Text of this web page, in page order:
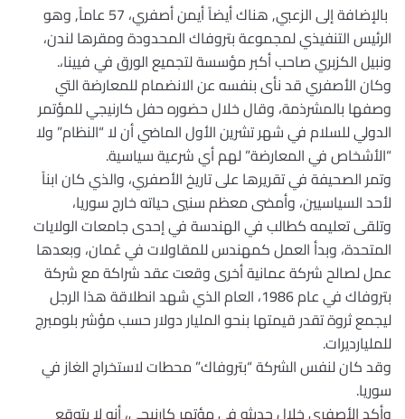
بالإضافة إلى الزعبي, هناك أيضاً أيمن أصفري، 57 عاماً, وهو
الرئيس التنفيذي لمجموعة بتروفاك المحدودة ومقرها لندن،
ونبيل الكزبري صاحب أكبر مؤسسة لتجميع الورق في فيينا،.
وكان الأصفري قد نأى بنفسه عن الانضمام للمعارضة التي
وصفها بالمشرذمة، وقال خلال حضوره حفل كارنيجي للمؤتمر
الدولي للسلام في شهر تشرين الأول الماضي أن لا “النظام” ولا
“الأشخاص في المعارضة” لهم أي شرعية سياسية.
وتمر الصحيفة في تقريرها على تاريخ الأصفري، والذي كان ابناً
لأحد السياسيين، وأمضى معظم سنيي حياته خارج سوريا،
وتلقى تعليمه كطالب في الهندسة في إحدى جامعات الولايات
المتحدة، وبدأ العمل كمهندس للمقاولات في عُمان، وبعدها
عمل لصالح شركة عمانية أخرى وقعت عقد شراكة مع شركة
بتروفاك في عام 1986، العام الذي شهد انطلاقة هذا الرجل
ليجمع ثروة تقدر قيمتها بنحو المليار دولار حسب مؤشر بلومبرج
للمليارديرات.
وقد كان لنفس الشركة “بتروفاك” محطات لاستخراج الغاز في
سوريا.